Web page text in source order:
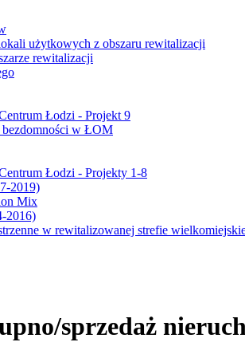
użytkowych z obszaru rewitalizacji
rewitalizacji
Łodzi - Projekt 9
w ŁOM
Łodzi - Projekty 1-8
2019)
Mix
2016)
w rewitalizowanej strefie
sprzedaż